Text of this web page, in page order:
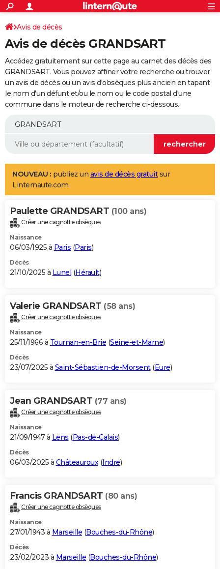
ACTUALITÉS
Politique
Société
Faits Divers
Education
Monde
Villes
+
SPORT
Coupe du monde 2026
Football
Tennis
Cyclisme
Rugby
Forum
Programme TV
TNT
Streaming
Cinéma
Sorties cinéma
Musique
+
FINANCE
Impôts
Immobilier
Risques naturels par ville
Banque
Assurance
Crédit
AUTO
Essais
Réserver un essai
Citadines
Berlines
SUV
Forum auto
+
Mobiles
Meilleur smartphone
Internet
Ordinateurs
Jeux vidéo
Guide high-tech
Aménagement intérieur
LIFESTYLE
Art de vivre
Bien-être
Loisirs
Mode
Modes de vie
Alimentation
Guide de la santé
Maladies
Médicaments
Sommeil
VOYAGE
Destinations
City break
Voyage nature
Voyage de noces
Forum
Climat
+PHOTO
GUIDES D'ACHAT
BONS PLANS
Carte de Noël
Carte Bonne année
Carte Saint-Valentin
Carte Pâques
Carte d'anniversaire
DICTIONNAIRE
Dictionnaire
Biographies
Citations
Expressions
Proverbes
PROGRAMME TV
S'inscrire
Se connecter
Lycées
Collèges
Primaires
Universités
Entreprises
Service militaire
Avis de recherche
AVIS DE DÉCÈS
Bricolage
Lifestyle
Culture
Sport
Auto
Television
Voyage
Cinema
Avis de décès
Avis de décès GRANDSART
Accédez gratuitement sur cette page au carnet des décès des
GRANDSART. Vous pouvez affiner votre recherche ou trouver
un avis de décès ou un avis d'obsèques plus ancien en tapant
le nom d'un défunt et/ou le nom ou le code postal d'une
commune dans le moteur de recherche ci-dessous.
NOUVEAU : publiez un avis de décès gratuitsur
Linternaute.com
Paulette GRANDSART (100 ans)
Créer une cagnotte obsèques
Naissance
06/03/1925 à Paris (Paris)
Décès
21/10/2025 à Lunel (Hérault)
Valerie GRANDSART (58 ans)
Créer une cagnotte obsèques
Naissance
25/11/1966 à Tournan-en-Brie (Seine-et-Marne)
Décès
23/07/2025 à Saint-Sébastien-de-Morsent(Eure)
Jean GRANDSART (77 ans)
Créer une cagnotte obsèques
Naissance
21/09/1947 à Lens (Pas-de-Calais)
Décès
06/03/2025 à Châteauroux(Indre)
Francis GRANDSART (80 ans)
Créer une cagnotte obsèques
Naissance
27/01/1943 à Marseille (Bouches-du-Rhône)
Décès
23/02/2023 à Marseille (Bouches-du-Rhône)